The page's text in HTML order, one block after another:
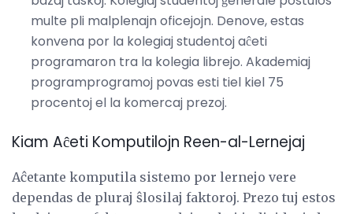
multe pli malplenajn oficejojn. Denove, estas
konvena por la kolegiaj studentoj aĉeti
programaron tra la kolegia librejo. Akademiaj
programprogramoj povas esti tiel kiel 75
procentoj el la komercaj prezoj.
Kiam Aĉeti Komputilojn Reen-al-Lernejaj
Aĉetante komputila sistemo por lernejo vere
dependas de pluraj ŝlosilaj faktoroj. Prezo tuj estos